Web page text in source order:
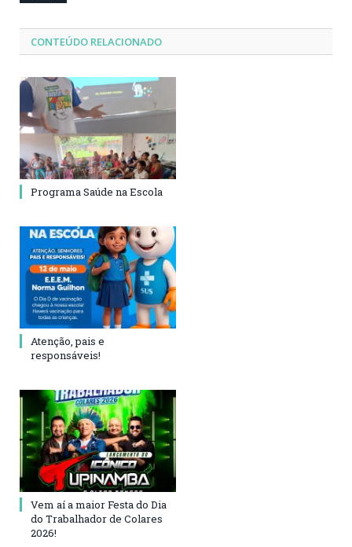
CONTEÚDO RELACIONADO
Programa Saúde na Escola
Atenção, pais e
responsáveis!
Vem aí a maior Festa do Dia
do Trabalhador de Colares
2026!